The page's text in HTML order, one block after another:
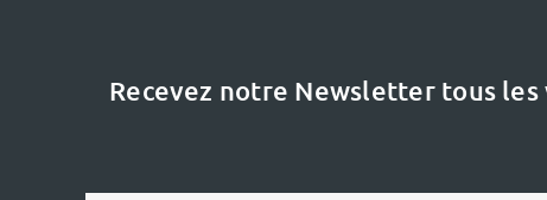
Recevez notre Newsletter tous les